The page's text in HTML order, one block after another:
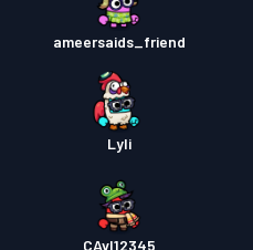
ameersaids_friend
Lyli
CAvI12345